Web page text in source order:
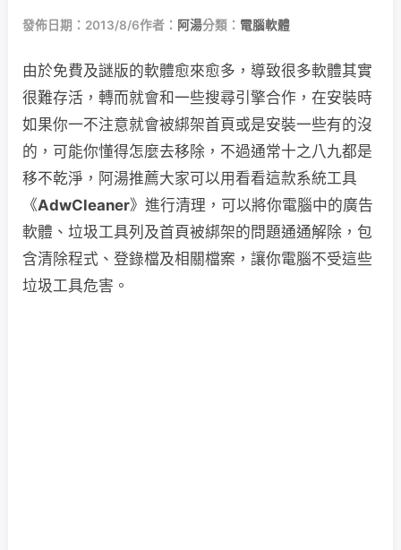
發佈日期：2013/8/6作者： 阿湯分類： 電腦軟體
由於免費及謎版的軟體愈來愈多，導致很多軟體其實
很難存活，轉而就會和一些搜尋引擎合作，在安裝時
如果你一不注意就會被綁架首頁或是安裝一些有的沒
的，可能你懂得怎麼去移除，不過通常十之八九都是
移不乾淨，阿湯推薦大家可以用看看這款系統工具
《AdwCleaner》進行清理，可以將你電腦中的廣告
軟體、垃圾工具列及首頁被綁架的問題通通解除，包
含清除程式、登錄檔及相關檔案，讓你電腦不受這些
垃圾工具危害。